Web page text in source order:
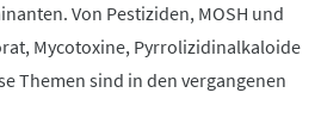
Von Pestiziden, MOSH und
Mycotoxine, Pyrrolizidinalkaloide
Themen sind in den vergangenen